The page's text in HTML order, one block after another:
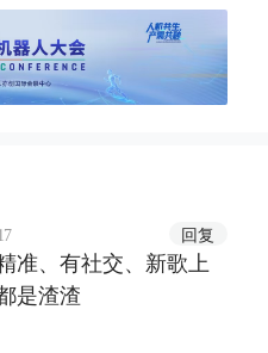
回复
准、有社交、新歌上
是渣渣